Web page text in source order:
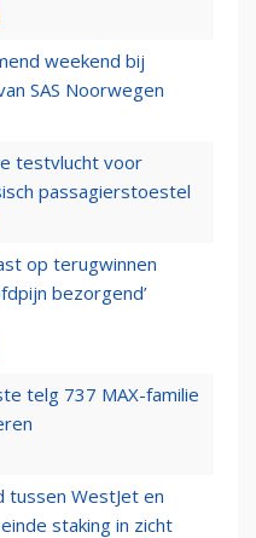
weekend bij
SAS Noorwegen
testvlucht voor
passagierstoestel
op terugwinnen
bezorgend’
telg 737 MAX-familie
tussen WestJet en
staking in zicht